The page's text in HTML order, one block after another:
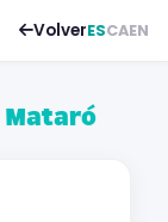
VolverESCAEN
Mataró